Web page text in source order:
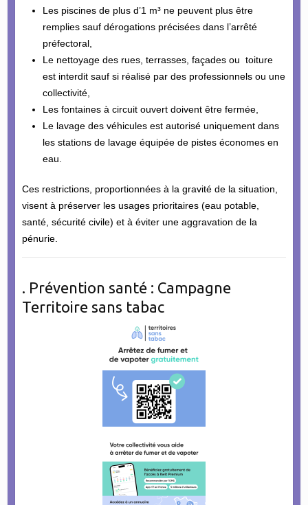
Les piscines de plus d’1 m³ ne peuvent plus être
remplies sauf dérogations précisées dans l’arrêté
préfectoral,
Le nettoyage des rues, terrasses, façades ou toiture
est interdit sauf si réalisé par des professionnels ou une
collectivité,
Les fontaines à circuit ouvert doivent être fermée,
Le lavage des véhicules est autorisé uniquement dans
les stations de lavage équipée de pistes économes en
eau.
Ces restrictions, proportionnées à la gravité de la situation,
visent à préserver les usages prioritaires (eau potable,
santé, sécurité civile) et à éviter une aggravation de la
pénurie.
. Prévention santé : Campagne
Territoire sans tabac